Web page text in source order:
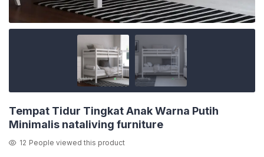
Tempat Tidur Tingkat Anak Warna Putih
Minimalis nataliving furniture
12 People viewed this product